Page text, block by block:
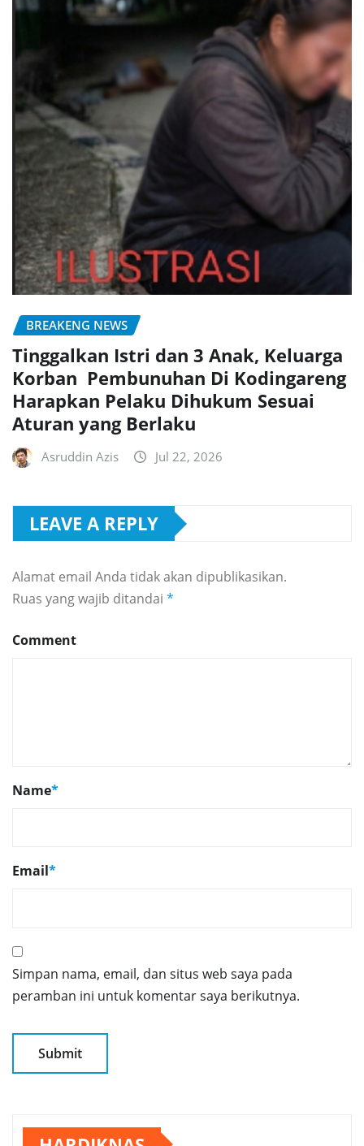
BREAKENG NEWS
Tinggalkan Istri dan 3 Anak, Keluarga
Korban Pembunuhan Di Kodingareng
Harapkan Pelaku Dihukum Sesuai
Aturan yang Berlaku
Asruddin Azis Jul 22, 2026
LEAVE A REPLY
Alamat email Anda tidak akan dipublikasikan.
Ruas yang wajib ditandai *
Comment
Name*
Email*
Simpan nama, email, dan situs web saya pada
peramban ini untuk komentar saya berikutnya.